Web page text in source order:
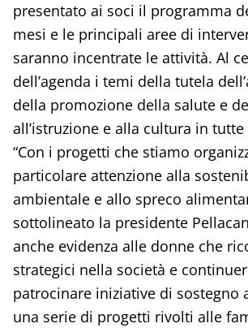
presentato ai soci il programma
mesi e le principali aree di
saranno incentrate le attività. Al
dell’agenda i temi della tutela
della promozione della salute e
all’istruzione e alla cultura in
“Con i progetti che stiamo
particolare attenzione alla
ambientale e allo spreco
sottolineato la presidente
anche evidenza alle donne che
strategici nella società e
patrocinare iniziative di sostegno
una serie di progetti rivolti alle